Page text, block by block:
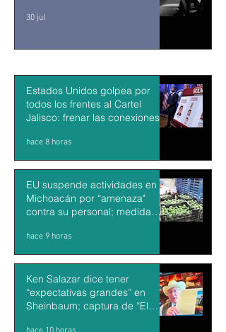
30 jul
Estados Unidos golpea por
todos los frentes al Cartel
Jalisco: frenar las conexiones
músculo económico
hace 8 horas
EU suspende actividades en
Michoacán por “amenaza"
contra su personal; medida
aguacate mexicano
hace 9 horas
Ken Salazar dice tener
“expectativas grandes” en
Sheinbaum; captura de “El
Mayo” debería ser una victoria